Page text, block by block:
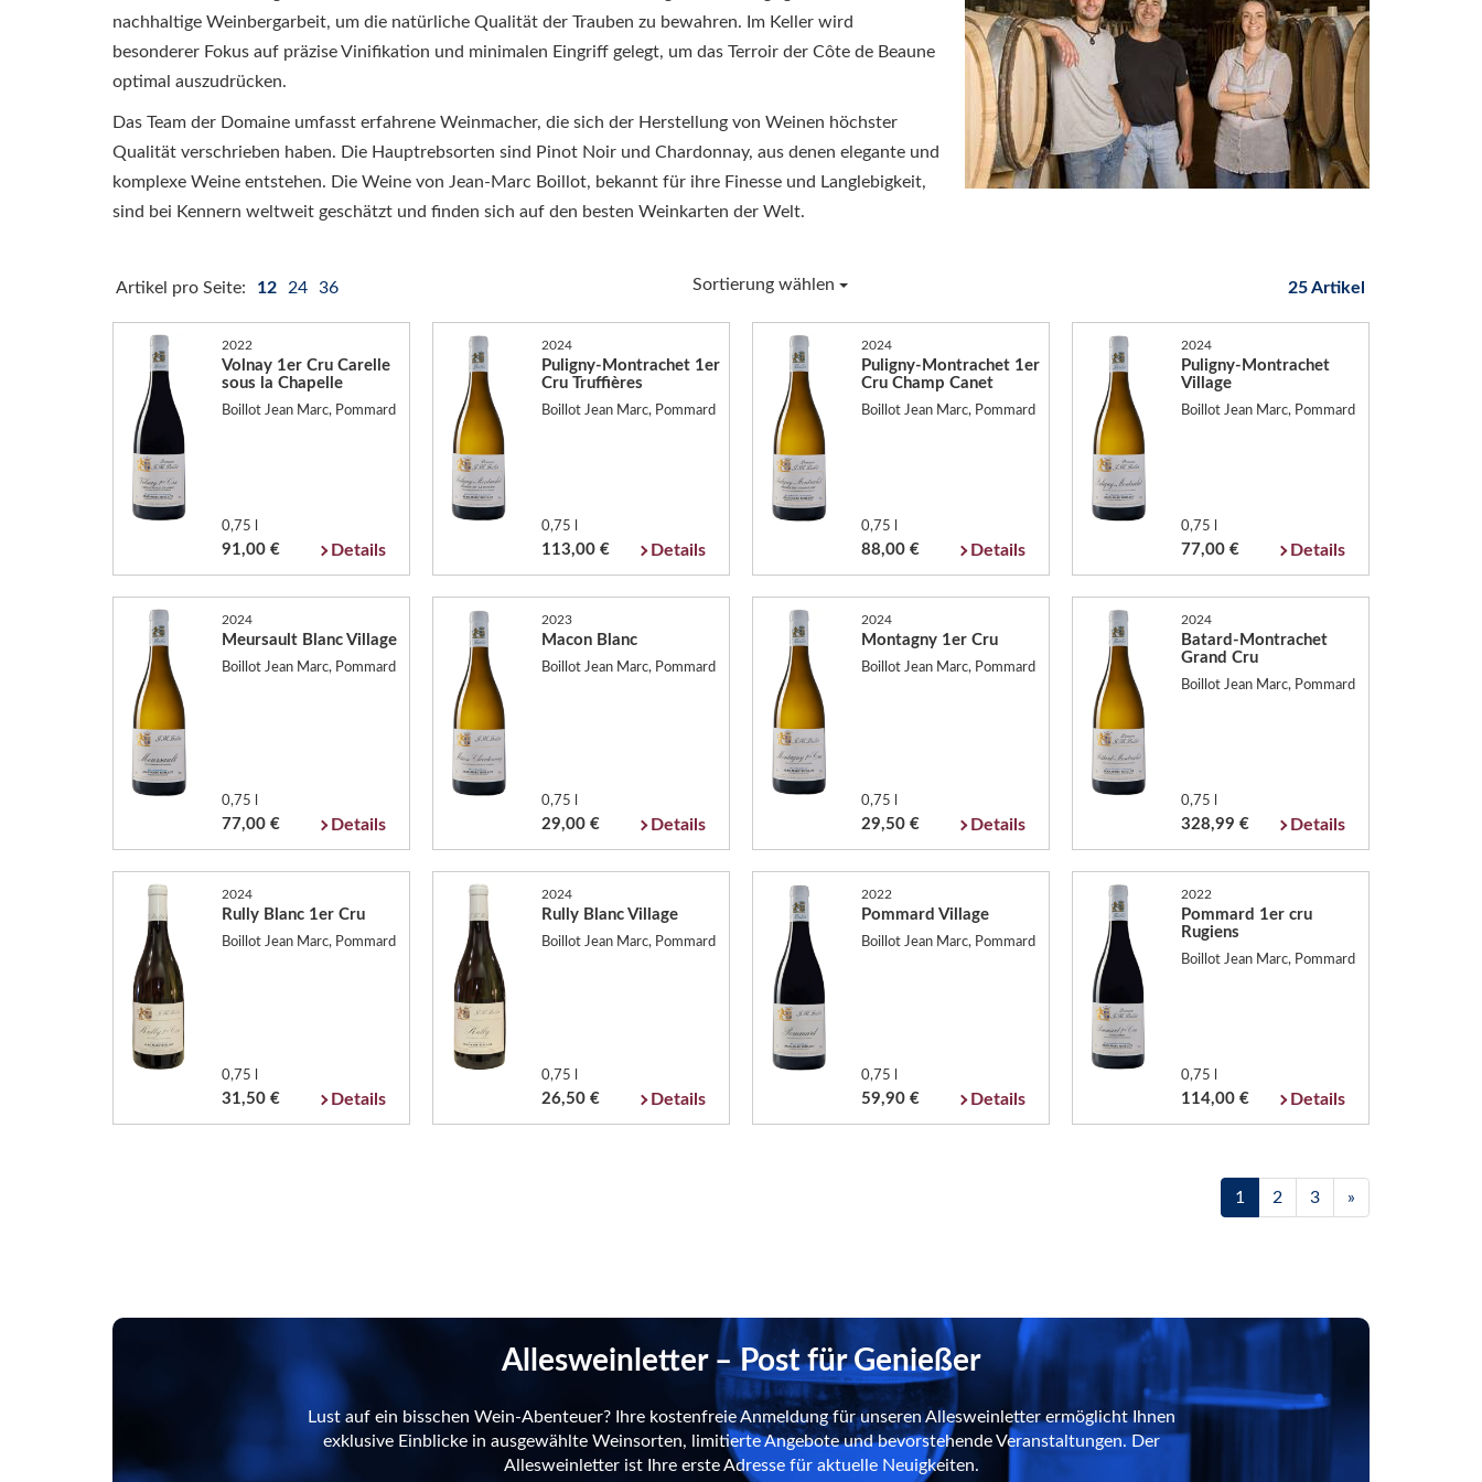
nachhaltige Weinbergarbeit, um die natürliche Qualität der Trauben zu bewahren. Im Keller wird
besonderer Fokus auf präzise Vinifikation und minimalen Eingriff gelegt, um das Terroir der Côte de Beaune
optimal auszudrücken.
Das Team der Domaine umfasst erfahrene Weinmacher, die sich der Herstellung von Weinen höchster
Qualität verschrieben haben. Die Hauptrebsorten sind Pinot Noir und Chardonnay, aus denen elegante und
komplexe Weine entstehen. Die Weine von Jean-Marc Boillot, bekannt für ihre Finesse und Langlebigkeit,
sind bei Kennern weltweit geschätzt und finden sich auf den besten Weinkarten der Welt.
Artikel pro Seite: 12 24 36 Sortierung wählen 25 Artikel
2022
Volnay 1er Cru Carelle
sous la Chapelle
Boillot Jean Marc, Pommard
0,75 l
91,00 € Details
2024
Puligny-Montrachet 1er
Cru Truffières
Boillot Jean Marc, Pommard
0,75 l
113,00 € Details
2024
Puligny-Montrachet 1er
Cru Champ Canet
Boillot Jean Marc, Pommard
0,75 l
88,00 € Details
2024
Puligny-Montrachet
Village
Boillot Jean Marc, Pommard
0,75 l
77,00 € Details
2024
Meursault Blanc Village
Boillot Jean Marc, Pommard
0,75 l
77,00 € Details
2023
Macon Blanc
Boillot Jean Marc, Pommard
0,75 l
29,00 € Details
2024
Montagny 1er Cru
Boillot Jean Marc, Pommard
0,75 l
29,50 € Details
2024
Batard-Montrachet
Grand Cru
Boillot Jean Marc, Pommard
0,75 l
328,99 € Details
2024
Rully Blanc 1er Cru
Boillot Jean Marc, Pommard
0,75 l
31,50 € Details
2024
Rully Blanc Village
Boillot Jean Marc, Pommard
0,75 l
26,50 € Details
2022
Pommard Village
Boillot Jean Marc, Pommard
0,75 l
59,90 € Details
2022
Pommard 1er cru
Rugiens
Boillot Jean Marc, Pommard
0,75 l
114,00 € Details
1 2 3 »
Allesweinletter – Post für Genießer
Lust auf ein bisschen Wein-Abenteuer? Ihre kostenfreie Anmeldung für unseren Allesweinletter ermöglicht Ihnen
exklusive Einblicke in ausgewählte Weinsorten, limitierte Angebote und bevorstehende Veranstaltungen. Der
Allesweinletter ist Ihre erste Adresse für aktuelle Neuigkeiten.